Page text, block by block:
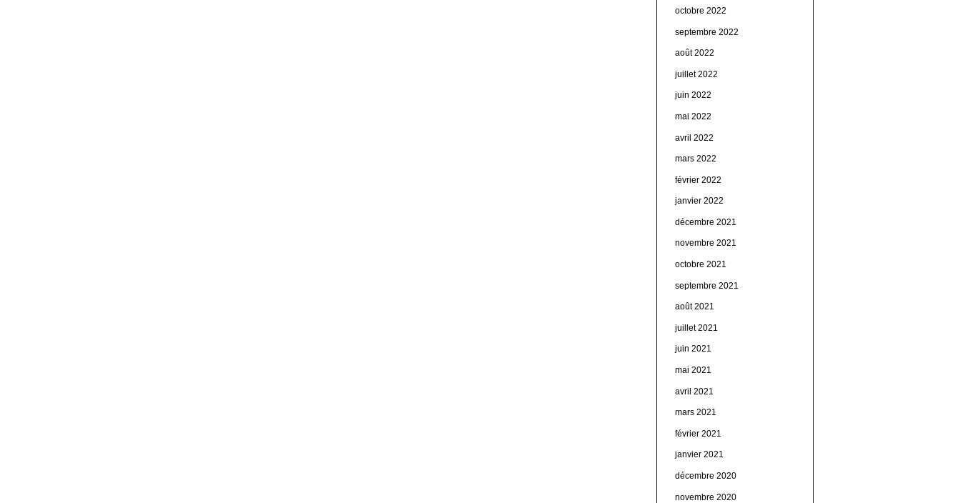
octobre 2022
septembre 2022
août 2022
juillet 2022
juin 2022
mai 2022
avril 2022
mars 2022
février 2022
janvier 2022
décembre 2021
novembre 2021
octobre 2021
septembre 2021
août 2021
juillet 2021
juin 2021
mai 2021
avril 2021
mars 2021
février 2021
janvier 2021
décembre 2020
novembre 2020